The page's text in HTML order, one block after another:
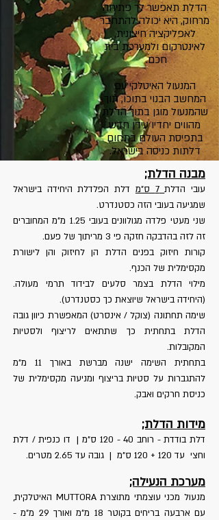
הדלת תאפשר לך פתיחה
מרחוק, היא יכולה להתחבר
לאפליקציה חיצונית,
לאינטרקום ולמערכת בית
חכם.
המנעול האיטלקי עם
המחשב הבנוי בתוכו, תוך
שהמנעול מוגן בתוך הדלת
מהווים יחדיו עידן חדש
בתפיסת העולם בתחום
דלתות כניסהבישראל.
מבנה הדלת;
עובי הדלת7 ס"מ
דלת הפלדלת היחידה בישראל
שמגיעה בעובי הזה כסטנדרט.
שני מעטי פלדה מגולוונים בעובי 1.25 מ"מ המחוברים
זה לזה בהדבקה חזקה פי 3 מריתוך של פעם.
קורות חיזוק בפנים הדלת הן לחיזוק והן לישורת
מקסימלית של הכנף.
מילוי הדלת בצמר סלעים לבידוד תרמי מעולה.
(היחידה בישראל שיוצאת כך כסטנדרט).
שימה תחתונה (צוקל / אינסרט) המאפשרת כיוון גובה
הדלת בתחתית כך שתתאים לריצוף ולסטיות
המקובלות.
בתחתית השימה ישנה מברשת באורך 11 מ"מ
להתגברות על סטיות בריצוף ומניעה מקסימלית של
כניסת חרקים ואבק.
מידות הדלת;
דלת בודדת - רוחב 40 - 120 ס"מ | דו כנפית / דלת
וחצי עד 120 + 120 ס"מ | גובה עד 2.65 מטרים.
מערכת הנעילה;
מנעול מכני עוצמתי מתוצרת MUTTORA האיטלקית,
עם ארבעה בריחים בקוטר 18 מ"מ ואורך 29 מ"מ -